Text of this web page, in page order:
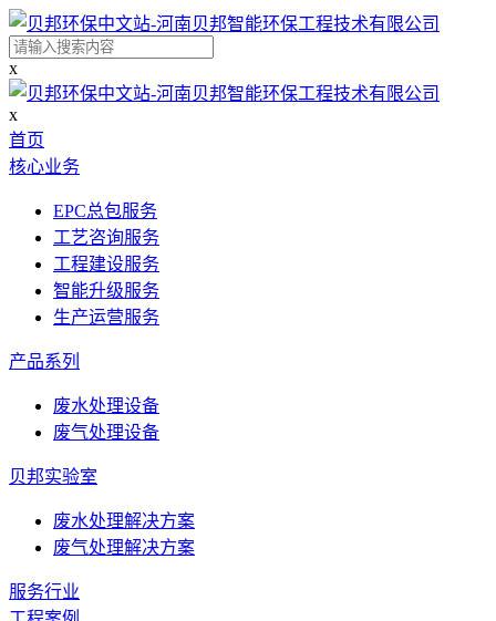
x
x
首页
核心业务
EPC总包服务
工艺咨询服务
工程建设服务
智能升级服务
生产运营服务
产品系列
废水处理设备
废气处理设备
贝邦实验室
废水处理解决方案
废气处理解决方案
服务行业